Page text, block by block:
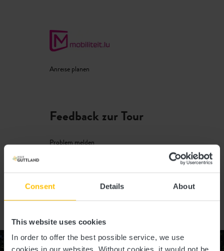
Consent Details About
This website uses cookies
In order to offer the best possible service, we use
cookies in our websites. Without cookies, it would not be
Anreise planen
Feedback zur Tour
Problem melden